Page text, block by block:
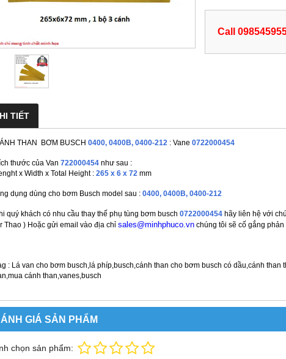
Call
TIẾT
THAN BƠM BUSCH 0400, 0400B, 0400-212 : Vane 0722000454
thước của Van 722000454 như sau :
x Width x Total Height : 265 x 6 x 72 mm
dụng dùng cho bơm Busch model sau : 0400, 0400B, 0400-212
quý khách có nhu cầu thay thế phụ tùng bơm busch 0722000454 hãy liên hệ với
Thao ) Hoặc gửi email vào địa chỉ sales@minhphuco.vn chúng tôi sẽ cố gắng
: Lá van cho bơm busch,lá phíp,busch,cánh than cho bơm busch có dầu,cánh
cánh than,vanes,busch
GIÁ SẢN PHẨM
chọn sản phẩm: